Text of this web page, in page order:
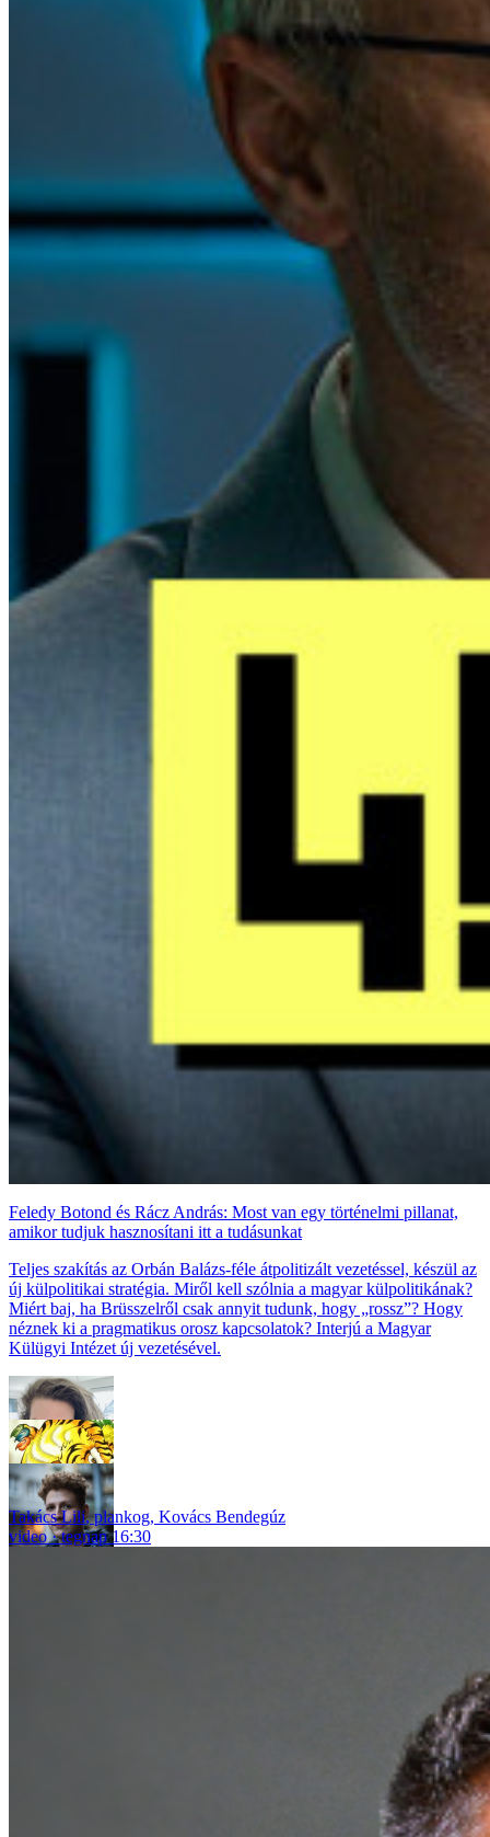
Feledy Botond és Rácz András: Most van egy történelmi pillanat,
amikor tudjuk hasznosítani itt a tudásunkat
Teljes szakítás az Orbán Balázs-féle átpolitizált vezetéssel, készül az
új külpolitikai stratégia. Miről kell szólnia a magyar külpolitikának?
Miért baj, ha Brüsszelről csak annyit tudunk, hogy „rossz”? Hogy
néznek ki a pragmatikus orosz kapcsolatok? Interjú a Magyar
Külügyi Intézet új vezetésével.
Takács Lili,plankog, Kovács Bendegúz
video
tegnap 16:30